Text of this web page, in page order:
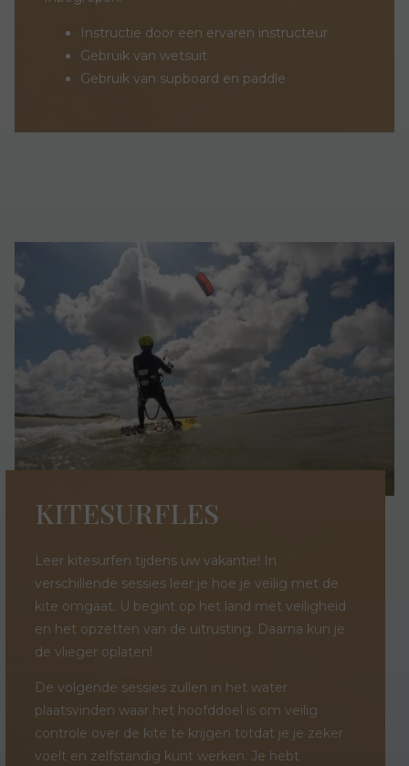
Instructie door een ervaren instructeur
Gebruik van wetsuit
Gebruik van supboard en paddle
KITESURFLES
Leer kitesurfen tijdens uw vakantie! In
verschillende sessies leer je hoe je veilig met de
kite omgaat. U begint op het land met veiligheid
en het opzetten van de uitrusting. Daarna kun je
de vlieger oplaten!
De volgende sessies zullen in het water
plaatsvinden waar het hoofddoel is om veilig
controle over de kite te krijgen totdat je je zeker
voelt en zelfstandig kunt werken. Je hebt